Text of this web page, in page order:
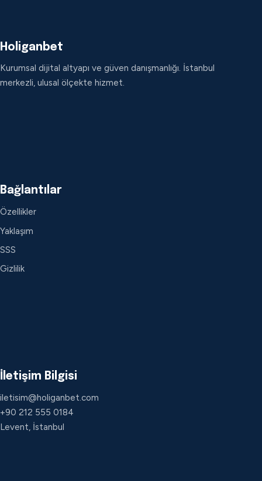
Holiganbet
Kurumsal dijital altyapı ve güven danışmanlığı. İstanbul
merkezli, ulusal ölçekte hizmet.
Bağlantılar
Özellikler
Yaklaşım
SSS
Gizlilik
İletişim Bilgisi
iletisim@holiganbet.com
+90 212 555 0184
Levent, İstanbul